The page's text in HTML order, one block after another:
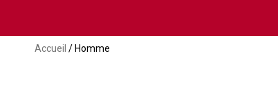
Accueil / Homme